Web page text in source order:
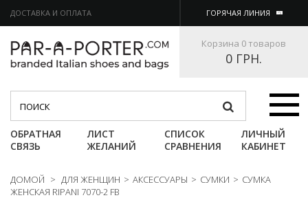
ДОСТАВКА И ОПЛАТА ГОРЯЧАЯ ЛИНИЯ
Корзина 0 товаров
0 ГРН.
Категории
ОБРАТНАЯ
СВЯЗЬ
ЛИСТ
ЖЕЛАНИЙ
СПИСОК
СРАВНЕНИЯ
ЛИЧНЫЙ
КАБИНЕТ
ДОМОЙ > ДЛЯ ЖЕНЩИН > АКСЕССУАРЫ > СУМКИ > СУМКА
ЖЕНСКАЯ RIPANI 7070-2 FB